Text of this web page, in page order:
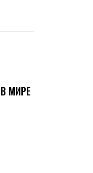
МИРЕ